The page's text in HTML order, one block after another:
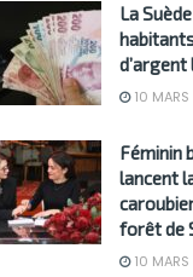
La
d’argent
10
Féminin
lancent
forêt de
10